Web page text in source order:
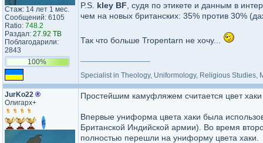
Стаж: 14 лет 1 мес.
Сообщений: 6105
Ratio: 748.2
Раздал: 27.92 TB
Поблагодарили:
2843
100%
P.S. kley BF , судя по этикете и данным в
чем на новых британских: 35% против 30%
Так что больше Tropentarn не хочу...
Specialist in Theology, Uniformology, Religious
JurKo22 ®
Олигарх+
Впервые униформа цвета хаки была
Британской Индийской армии). Во время
полностью перешли на униформу цвета хаки.